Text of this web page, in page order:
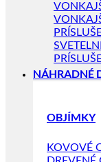
NÁHRADNÉ
OBJÍMKY
KOVOVÉ